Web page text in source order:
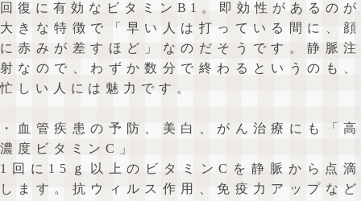
回復に有効なビタミンB1。即効性があるのが
大きな特徴で「早い人は打っている間に、顔
に赤みが差すほど」なのだそうです。静脈注
射なので、わずか数分で終わるというのも、
忙しい人には魅力です。
・血管疾患の予防、美白、がん治療にも「高
濃度ビタミンC」
1回に15ｇ以上のビタミンCを静脈から点滴
します。抗ウィルス作用、免疫力アップなど